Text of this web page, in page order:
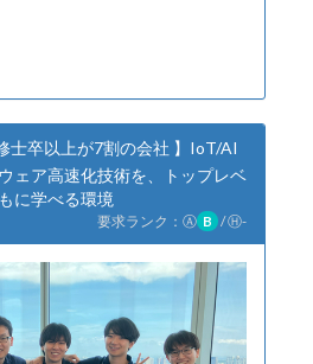
修士卒以上が7割の会社 】IoT/AI
ェア高速化技術を、トップレベ
に学べる環境
要求ランク： Ⓐ B /Ⓗ-